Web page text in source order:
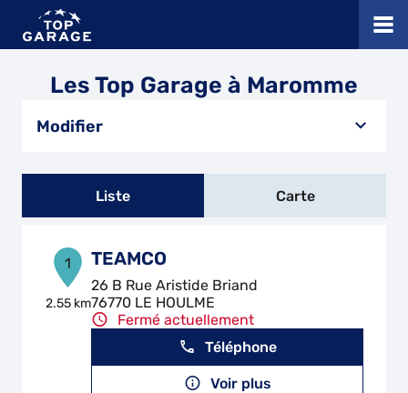
Les Top Garage à Maromme
Modifier
Liste Carte
1
2.55 km
TEAMCO
26 B Rue Aristide Briand
76770 LE HOULME
Fermé actuellement
Téléphone
Voir plus